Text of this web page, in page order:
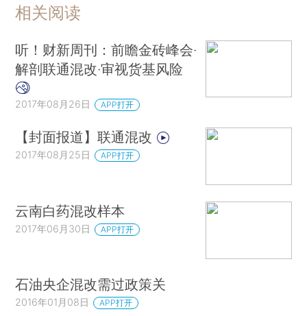
相关阅读
听！财新周刊：前瞻金砖峰会·
解剖联通混改·审视货基风险
2017年08月26日 APP打开
【封面报道】联通混改
2017年08月25日 APP打开
云南白药混改样本
2017年06月30日 APP打开
石油央企混改需过政策关
2016年01月08日 APP打开